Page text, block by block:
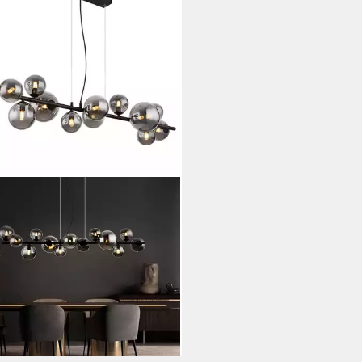
Warmweiß, LED
Esszimmerlampe
Glas rauch 13 Flammig L 120
(13)
€
- in 3-4 Werktagen bei dir